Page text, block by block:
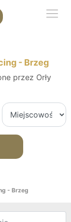
- Brzeg
przez Orły
- Brzeg